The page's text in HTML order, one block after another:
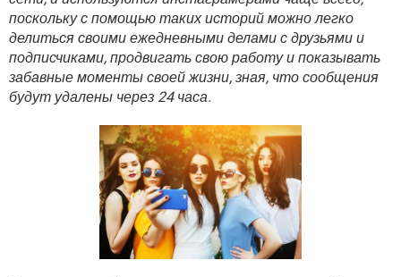
YANDEX
GOOGLE
YANDEX
FACEBOOK ИГРЫ
WINDOWS 10 ВКОНТАКТЕ
ВИДЕО GOOGLE
YANDEX
поскольку с помощью таких историй можно легко
делиться своими ежедневными делами с друзьями и
подписчиками, продвигать свою работу и показывать
забавные моменты своей жизни, зная, что сообщения
будут удалены через 24 часа.